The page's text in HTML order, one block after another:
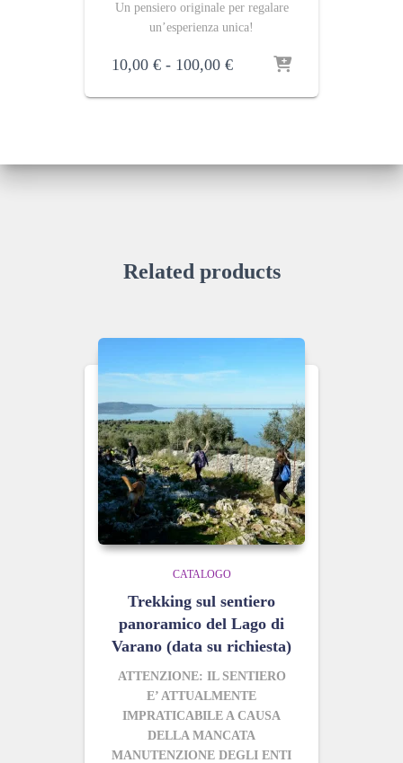
Un pensiero originale per regalare
un’esperienza unica!
10,00 € - 100,00 €Fascia
prezzo:
100,00 €
Related products
CATALOGO
Trekking sul sentiero
panoramico del Lago di
Varano (data su richiesta)
ATTENZIONE: IL SENTIERO
E’ ATTUALMENTE
IMPRATICABILE A CAUSA
DELLA MANCATA
MANUTENZIONE DEGLI ENTI